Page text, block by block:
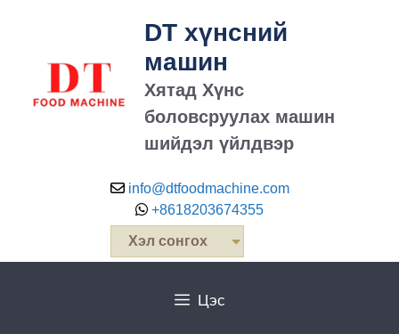
DT хүнсний
машин
Хятад Хүнс
боловсруулах машин
шийдэл үйлдвэр
info@dtfoodmachine.com
+8618203674355
Хэл сонгох
Цэс